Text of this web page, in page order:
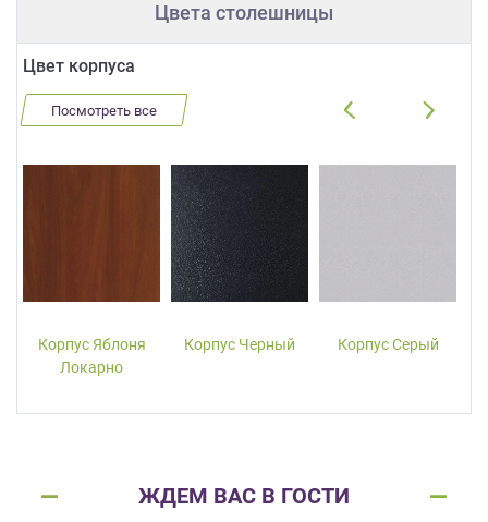
Цвета столешницы
Цвет корпуса
Посмотреть все
Корпус Яблоня
Локарно
Корпус Черный Корпус Серый
ЖДЕМ ВАС В ГОСТИ